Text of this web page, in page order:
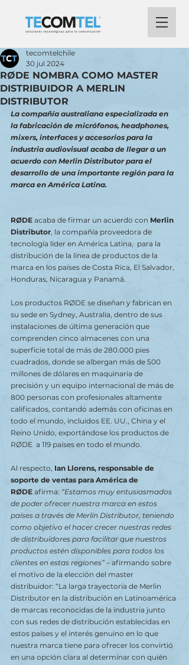
RØDE NOMBRA COMO MASTER
DISTRIBUIDOR A MERLIN
DISTRIBUTOR
tecomtelchile
30 jul 2024
La compañía australiana especializada en
la fabricación de micrófonos, headphones,
mixers, interfaces y accesorios para la
industria audiovisual acaba de llegar a un
acuerdo con Merlin Distributor para el
desarrollo de una importante región para la
marca en América Latina.
RØDE acaba de firmar un acuerdo con Merlin
Distributor, la compañía proveedora de
tecnología líder en América Latina,  para la
distribución de la línea de productos de la
marca en los países de Costa Rica, El Salvador,
Honduras, Nicaragua y Panamá.
Los productos RØDE se diseñan y fabrican en
su sede en Sydney, Australia, dentro de sus
instalaciones de última generación que
comprenden cinco almacenes con una
superficie total de más de 280.000 pies
cuadrados, donde se albergan más de 500
millones de dólares en maquinaria de
precisión y un equipo internacional de más de
800 personas con profesionales altamente
calificados, contando además con oficinas en
todo el mundo, incluidos EE. UU., China y el
Reino Unido, exportándose los productos de
RØDE  a 119 países en todo el mundo.
Al respecto, Ian Llorens, responsable de
soporte de ventas para América de
RØDE afirma: “Estamos muy entusiasmados
de poder ofrecer nuestra marca en estos
países a través de Merlin Distributor, teniendo
como objetivo el hacer crecer nuestras redes
de distribuidores para facilitar que nuestros
productos estén disponibles para todos los
clientes en estas regiones” – afirmando sobre
el motivo de la elección del master
distribuidor: “La larga trayectoria de Merlin
Distributor en la distribución en Latinoamérica
de marcas reconocidas de la industria junto
con sus redes de distribución establecidas en
estos países y el interés genuino en lo que
nuestra marca tiene para ofrecer los convirtió
en una opción clara al determinar con quién